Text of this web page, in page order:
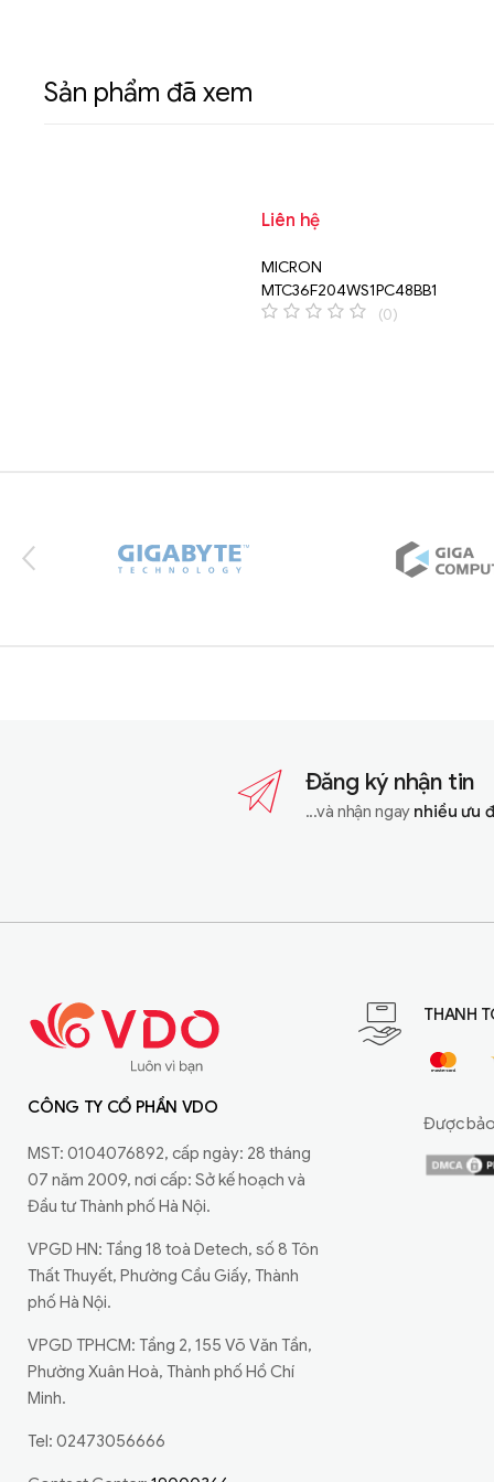
Sản phẩm đã xem
Liên hệ
MICRON
MTC36F204WS1PC48BB1
(0)
Đăng ký nhận tin
...và nhận ngay nhiều ưu
CÔNG TY CỔ PHẦN VDO
MST: 0104076892, cấp ngày: 28 tháng
07 năm 2009, nơi cấp: Sở kế hoạch và
Đầu tư Thành phố Hà Nội.
VPGD HN: Tầng 18 toà Detech, số 8 Tôn
Thất Thuyết, Phường Cầu Giấy, Thành
phố Hà Nội.
VPGD TPHCM: Tầng 2, 155 Võ Văn Tần,
Phường Xuân Hoà, Thành phố Hồ Chí
Minh.
Tel: 02473056666
THANH
Được